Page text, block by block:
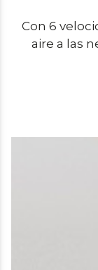
Con 6
aire a las